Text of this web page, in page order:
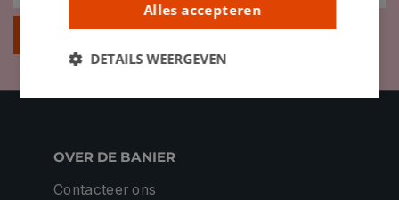
OVER DE BANIER
Contacteer ons
Alles accepteren
DETAILS WEERGEVEN